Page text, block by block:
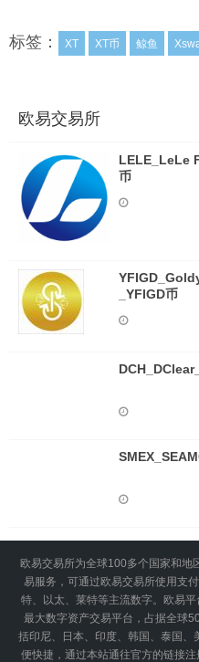
标签： XT XT币 鲸鱼
欧易交易所
LELE_LeLe
币
_YFIGD币
欧易交易所为全球100多个国家和地
易服务，可通过欧易交易所使用支
特、以太、莱特等主流数字。欧易
最大数字资产交易平台，占据全球
括印尼、日本、印度、韩国、泰国
便快捷，通过本站通往官方的链接